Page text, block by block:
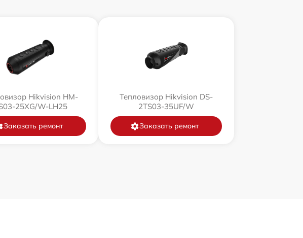
Hikvision HM-
25XG/W-LH25
Заказать ремонт
Тепловизор Hikvision DS-
2TS03-35UF/W
Заказать ремонт